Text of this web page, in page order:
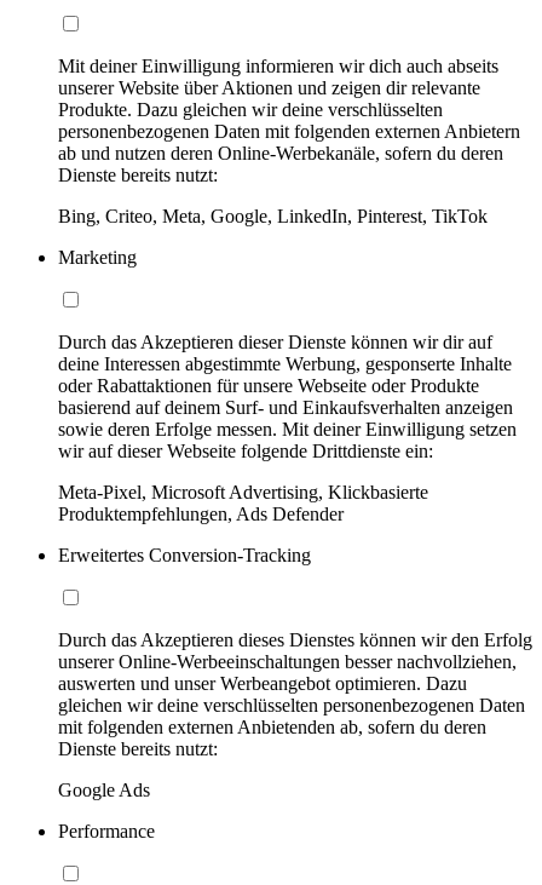
Mit deiner Einwilligung informieren wir dich auch abseits
unserer Website über Aktionen und zeigen dir relevante
Produkte. Dazu gleichen wir deine verschlüsselten
personenbezogenen Daten mit folgenden externen Anbietern
ab und nutzen deren Online-Werbekanäle, sofern du deren
Dienste bereits nutzt:
Bing, Criteo, Meta, Google, LinkedIn, Pinterest, TikTok
Marketing
Durch das Akzeptieren dieser Dienste können wir dir auf
deine Interessen abgestimmte Werbung, gesponserte Inhalte
oder Rabattaktionen für unsere Webseite oder Produkte
basierend auf deinem Surf- und Einkaufsverhalten anzeigen
sowie deren Erfolge messen. Mit deiner Einwilligung setzen
wir auf dieser Webseite folgende Drittdienste ein:
Meta-Pixel, Microsoft Advertising, Klickbasierte
Produktempfehlungen, Ads Defender
Erweitertes Conversion-Tracking
Durch das Akzeptieren dieses Dienstes können wir den Erfolg
unserer Online-Werbeeinschaltungen besser nachvollziehen,
auswerten und unser Werbeangebot optimieren. Dazu
gleichen wir deine verschlüsselten personenbezogenen Daten
mit folgenden externen Anbietenden ab, sofern du deren
Dienste bereits nutzt:
Google Ads
Performance